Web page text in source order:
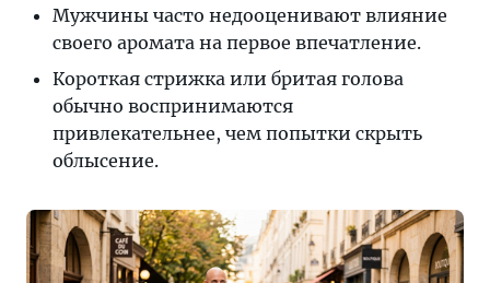
Мужчины часто недооценивают влияние
своего аромата на первое впечатление.
Короткая стрижка или бритая голова
обычно воспринимаются
привлекательнее, чем попытки скрыть
облысение.